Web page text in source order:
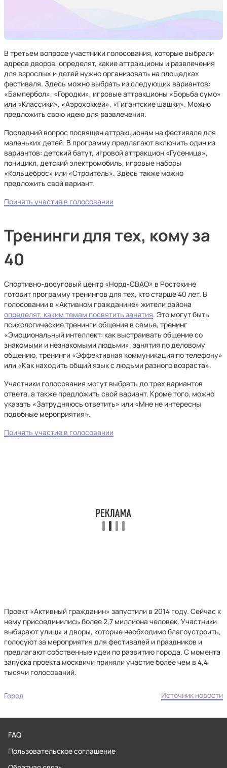
В третьем вопросе участники голосования, которые выбрали
адреса дворов, определят, какие аттракционы и развлечения
для взрослых и детей нужно организовать на площадках
фестиваля. Здесь можно выбрать из следующих вариантов:
«Бампербол», «Городки», игровые аттракционы «Борьба сумо»
или «Классики», «Аэрохоккей», «Гигантские шашки». Можно
предложить свою идею для развлечения.
Последний вопрос посвящен аттракционам на фестивале для
маленьких детей. В программу предлагают включить один из
вариантов: детский батут, игровой аттракцион «Гусеница»,
поницикл, детский электромобиль, игровые наборы
«Кольцеброс» или «Строитель». Здесь также можно
предложить свой вариант.
Принять участие в голосовании
Тренинги для тех, кому за
40
Спортивно-досуговый центр «Норд-СВАО» в Ростокине
готовит программу тренингов для тех, кто старше 40 лет. В
голосовании в «Активном гражданине» жители района
определят, каким темам посвятить занятия. Это могут быть
психологические тренинги общения в семье, тренинг
«Эмоциональный интеллект: как выстраивать общение со
знакомыми и незнакомыми людьми», занятия по деловому
общению, тренинги «Эффективная коммуникация по телефону»
или «Как находить общий язык с людьми разного возраста».
Участники голосования могут выбрать до трех вариантов
ответа, а также предложить свой вариант. Кроме того, можно
указать «Затрудняюсь ответить» или «Мне не интересны
подобные мероприятия».
Принять участие в голосовании
Проект «Активный гражданин» запустили в 2014 году. Сейчас к
нему присоединились более 2,7 миллиона человек. Участники
выбирают улицы и дворы, которые необходимо благоустроить,
голосуют за мероприятия для фестивалей и праздников и
предлагают собственные идеи по развитию города. С момента
запуска проекта москвичи приняли участие более чем в 4,4
тысячи голосований.
Город Источник новости
FAQ
Пользовательское соглашение